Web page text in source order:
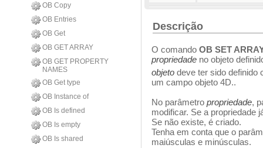
OB Copy
OB Entries
OB Get
OB GET ARRAY
OB GET PROPERTY
NAMES
OB Get type
OB Instance of
OB Is defined
OB Is empty
OB Is shared
Descrição
O comando OB SET
propriedade no objeto
objeto deve ter sido definido
um campo objeto 4D..
No parâmetro propriedade,
modificar. Se a propriedade
Se não existe, é criado.
Tenha em conta que o
maiúsculas e minúsculas.